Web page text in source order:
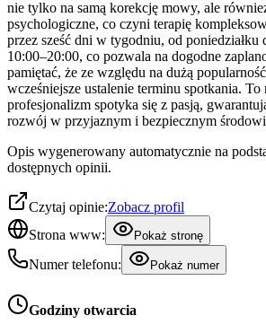
nie tylko na samą korekcję mowy, ale
psychologiczne, co czyni terapię
przez sześć dni w tygodniu, od poniedziałku
10:00–20:00, co pozwala na dogodne
pamiętać, że ze względu na dużą
wcześniejsze ustalenie terminu spotkania. To
profesjonalizm spotyka się z pasją,
rozwój w przyjaznym i bezpiecznym
Opis wygenerowany automatycznie na
dostępnych opinii.
Czytaj opinie:Zobacz profil
Strona www:
Pokaż stronę
Numer telefonu: Pokaż numer
Godziny otwarcia